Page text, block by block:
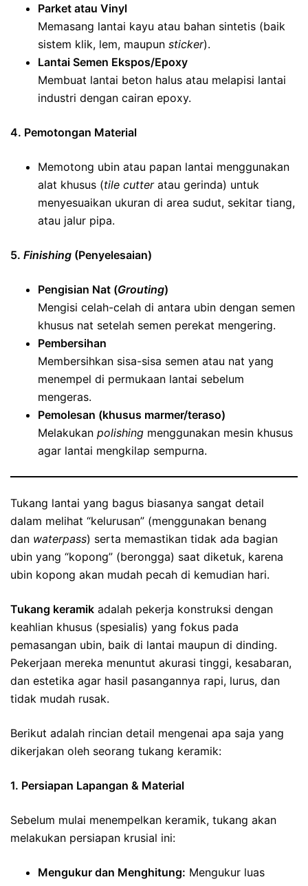
Parket atau Vinyl
Memasang lantai kayu atau bahan sintetis (baik
sistem klik, lem, maupun sticker).
Lantai Semen Ekspos/Epoxy
Membuat lantai beton halus atau melapisi lantai
industri dengan cairan epoxy.
4. Pemotongan Material
Memotong ubin atau papan lantai menggunakan
alat khusus (tile cutteratau gerinda) untuk
menyesuaikan ukuran di area sudut, sekitar tiang,
atau jalur pipa.
5. Finishing (Penyelesaian)
Pengisian Nat (Grouting)
Mengisi celah-celah di antara ubin dengan semen
khusus nat setelah semen perekat mengering.
Pembersihan
Membersihkan sisa-sisa semen atau nat yang
menempel di permukaan lantai sebelum
mengeras.
Pemolesan (khusus marmer/teraso)
Melakukan polishing menggunakan mesin khusus
agar lantai mengkilap sempurna.
Tukang lantai yang bagus biasanya sangat detail
dalam melihat “kelurusan” (menggunakan benang
dan waterpass) serta memastikan tidak ada bagian
ubin yang “kopong” (berongga) saat diketuk, karena
ubin kopong akan mudah pecah di kemudian hari.
Tukang keramik adalah pekerja konstruksi dengan
keahlian khusus (spesialis) yang fokus pada
pemasangan ubin, baik di lantai maupun di dinding.
Pekerjaan mereka menuntut akurasi tinggi, kesabaran,
dan estetika agar hasil pasangannya rapi, lurus, dan
tidak mudah rusak.
Berikut adalah rincian detail mengenai apa saja yang
dikerjakan oleh seorang tukang keramik:
1. Persiapan Lapangan & Material
Sebelum mulai menempelkan keramik, tukang akan
melakukan persiapan krusial ini:
Mengukur dan Menghitung: Mengukur luas